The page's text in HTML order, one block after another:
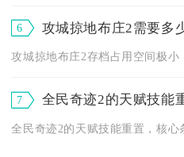
6 攻城掠地布庄2需要多
7 全民奇迹2的天赋技能